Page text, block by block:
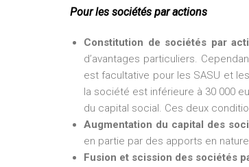
Pour les sociétés par actions
Constitution de sociétés par
d’avantages particuliers.
est facultative pour les SASU et
la société est inférieure à 30 000
du capital social. Ces deux
Augmentation du capital des
en partie par des apports en
Fusion et scission des sociétés